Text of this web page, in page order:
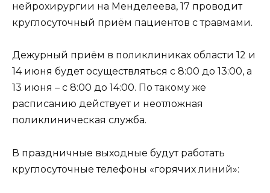
нейрохирургии на Менделеева, 17 проводит
круглосуточный приём пациентов с травмами.
Дежурный приём в поликлиниках области 12 и
14 июня будет осуществляться с 8:00 до 13:00, а
13 июня – с 8:00 до 14:00. По такому же
расписанию действует и неотложная
поликлиническая служба.
В праздничные выходные будут работать
круглосуточные телефоны «горячих линий»: